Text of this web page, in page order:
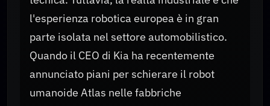
l'esperienza robotica europea è in gran
parte isolata nel settore automobilistico.
Quando il CEO di Kia ha recentemente
annunciato piani per schierare il robot
umanoide Atlas nelle fabbriche